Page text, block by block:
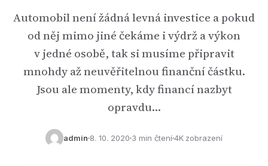
Automobil není žádná levná investice a pokud
od něj mimo jiné čekáme i výdrž a výkon
v jedné osobě, tak si musíme připravit
mnohdy až neuvěřitelnou finanční částku.
Jsou ale momenty, kdy financí nazbyt
opravdu…
admin 8. 10. 2020 3 min čtení4K zobrazení